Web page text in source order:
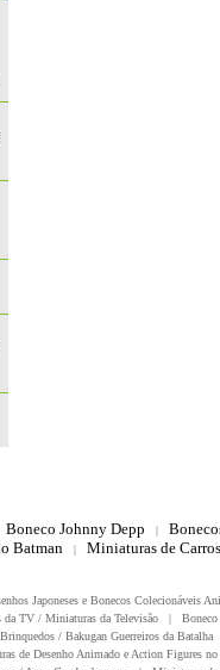
Boneco Johnny Depp |
Batman | Miniaturas de
Japoneses e Bonecos Colecionáveis
da TV / Miniaturas da Televisão |
/ Bakugan Guerreiros da Batalha
de Desenho Animado e Action Figures